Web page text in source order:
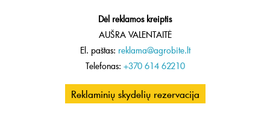
Dėl reklamos kreiptis
AUŠRA VALENTAITĖ
El. paštas: reklama@agrobite.lt
Telefonas: +370 614 62210
Reklaminių skydelių rezervacija